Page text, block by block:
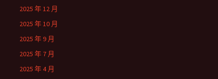
2025 年 12 月
2025 年 10 月
2025 年 9 月
2025 年 7 月
2025 年 4 月